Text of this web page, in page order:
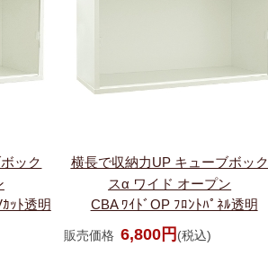
ック
ｯﾄ透明
横長で収納力UP キューブボック
スα ワイド オープン
CBA ﾜｲﾄﾞOP ﾌﾛﾝﾄﾊﾟﾈﾙ透明
販売価格 6,800円 (税込)